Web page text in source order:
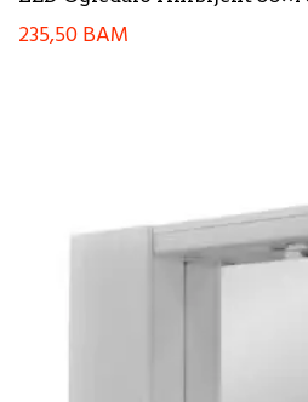
235,50BAM